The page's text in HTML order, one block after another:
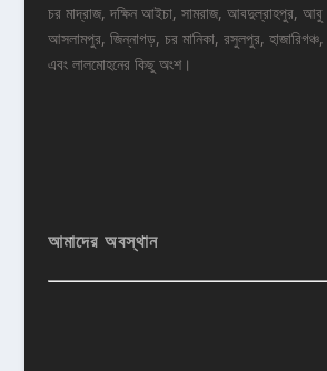
চর মাদ্রাজ, দক্ষিন আইচা, সামরাজ, আবদুল্রাহপুর,
আসলামপুর, জিন্নাগড়, চর মানিকা, রসুলপুর, হাজারিগঞ্চ,
এবং লালমোহনের কিছু অংশ।
আমাদের অবস্থান